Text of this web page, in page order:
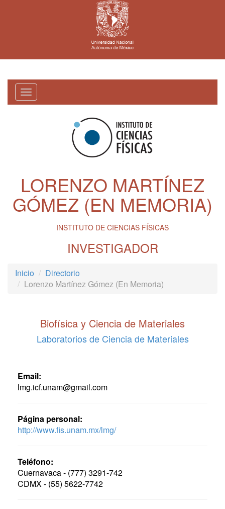
Toggle
navigation
LORENZO MARTÍNEZ
GÓMEZ (EN MEMORIA)
INSTITUTO DE CIENCIAS FÍSICAS
INVESTIGADOR
Inicio
Directorio
Lorenzo Martínez Gómez (En Memoria)
Biofísica y Ciencia de Materiales
Laboratorios de Ciencia de Materiales
Email:
lmg.icf.unam@gmail.com
Página personal:
http://www.fis.unam.mx/lmg/
Teléfono:
Cuernavaca - (777) 3291-742
CDMX - (55) 5622-7742